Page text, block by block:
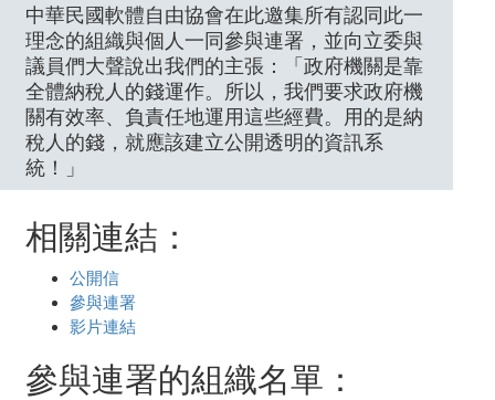
中華民國軟體自由協會在此邀集所有認同此一
理念的組織與個人一同參與連署，並向立委與
議員們大聲說出我們的主張：「政府機關是靠
全體納稅人的錢運作。所以，我們要求政府機
關有效率、負責任地運用這些經費。用的是納
稅人的錢，就應該建立公開透明的資訊系
統！」
相關連結：
公開信
參與連署
影片連結
參與連署的組織名單：